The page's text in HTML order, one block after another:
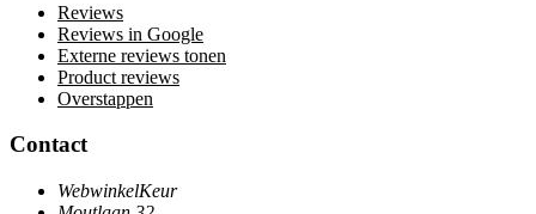
Reviews
Reviews in Google
Externe reviews tonen
Product reviews
Overstappen
Contact
WebwinkelKeur